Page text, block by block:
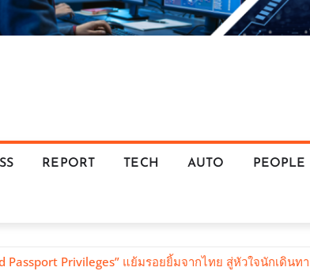
REPORT TECH AUTO PEOPLE
Privileges” แย้มรอยยิ้มจากไทย สู่หัวใจนักเดินท